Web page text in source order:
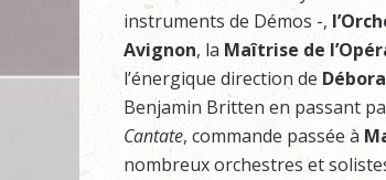
instruments de Démos -, l’
Avignon, la Maîtrise de
l’énergique direction de Débora
Benjamin Britten en passant
Cantate, commande passée à
nombreux orchestres et